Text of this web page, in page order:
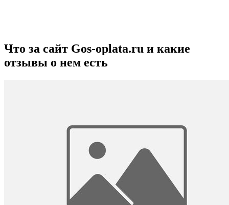
Что за сайт Gos-oplata.ru и какие
отзывы о нем есть